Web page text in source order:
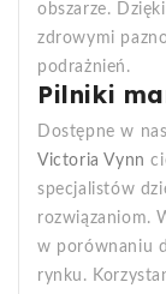
obszarze.
zdrowymi
podrażnień.
Pilniki
Dostępne w
Victoria Vynn
specjalistów
rozwiązaniom.
w porównaniu
rynku.